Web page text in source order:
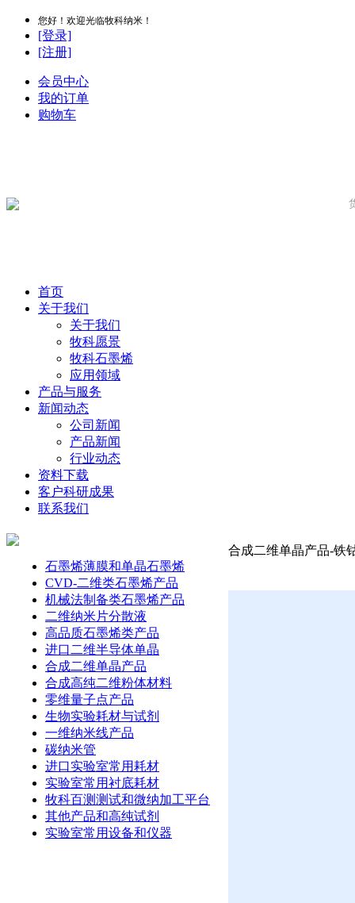
您好！欢迎光临牧科纳米！
[登录]
[注册]
会员中心
我的订单
购物车
首页
关于我们
关于我们
牧科愿景
牧科石墨烯
应用领域
产品与服务
新闻动态
公司新闻
产品新闻
行业动态
资料下载
客户科研成果
联系我们
石墨烯薄膜和单晶石墨烯
CVD-二维类石墨烯产品
机械法制备类石墨烯产品
二维纳米片分散液
高品质石墨烯类产品
进口二维半导体单晶
合成二维单晶产品
合成高纯二维粉体材料
零维量子点产品
生物实验耗材与试剂
一维纳米线产品
碳纳米管
进口实验室常用耗材
实验室常用衬底耗材
牧科百测测试和微纳加工平台
其他产品和高纯试剂
实验室常用设备和仪器
合成二维单晶产品-铁